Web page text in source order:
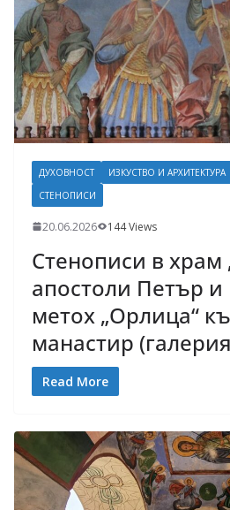
ДУХОВНОСТ ИЗКУСТВО И АРХИТЕКТУРА
СТЕНОПИСИ
20.06.2026 144 Views
Стенописи в храм
апостоли Петър и
метох „Орлица“
манастир
Read More